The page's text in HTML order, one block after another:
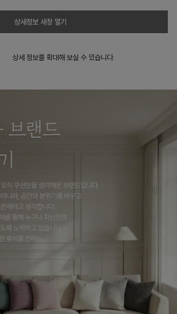
상세정보 새창 열기
상세 정보를 확대해 보실 수 있습니다.